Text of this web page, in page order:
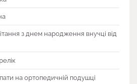
з днем народження внучці від
на ортопедичній подушці